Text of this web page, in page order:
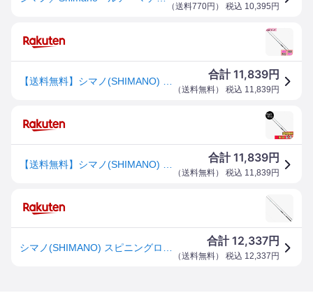
（送料770円 ） 税込 10,395 円
合計11,839円
（送料無料） 税込 11,839 円
合計11,839円
（送料無料） 税込 11,839 円
合計12,337円
（送料無料） 税込 12,337 円